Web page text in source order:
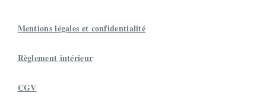
Mentions légales et confidentialité
Règlement intérieur
CGV